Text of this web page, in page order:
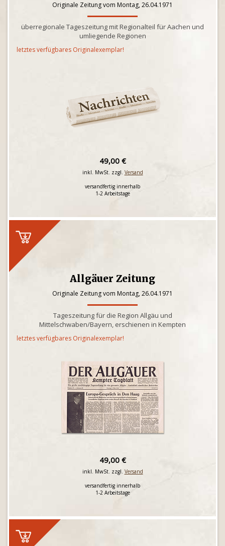
Originale Zeitung vom Montag, 26.04.1971
überregionale Tageszeitung mit Regionalteil für Aachen und
umliegende Regionen
letztes verfügbares Originalexemplar!
49,00 €
inkl. MwSt. zzgl. Versand
versandfertig innerhalb
1-2 Arbeitstage
Allgäuer Zeitung
Originale Zeitung vom Montag, 26.04.1971
Tageszeitung für die Region Allgäu und
Mittelschwaben/Bayern, erschienen in Kempten
letztes verfügbares Originalexemplar!
49,00 €
inkl. MwSt. zzgl. Versand
versandfertig innerhalb
1-2 Arbeitstage